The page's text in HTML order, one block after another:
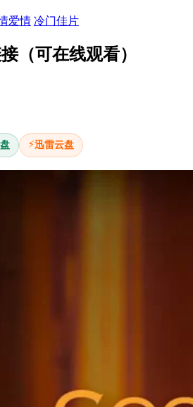
爱情 冷门佳片
（可在线观看）
⚡迅雷云盘